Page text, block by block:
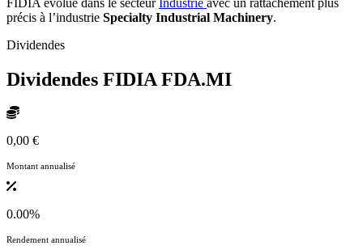
précis à l’industrie Specialty Industrial Machinery.
Dividendes
Dividendes FIDIA FDA.MI
0,00 €
Montant annualisé
0.00%
Rendement annualisé